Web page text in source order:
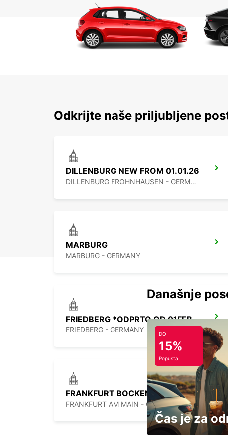
Odkrijte naše priljubljene
DILLENBURG NEW FROM 01.01.26
DILLENBURG FROHNHAUSEN - GERMANY
MARBURG
MARBURG - GERMANY
FRIEDBERG *ODPRTO OD 01FEB10*
FRIEDBERG - GERMANY
FRANKFURT BOCKENHEIM
FRANKFURT AM MAIN - GERMANY
Današnje
DO
15%
Popusta
Čas je za